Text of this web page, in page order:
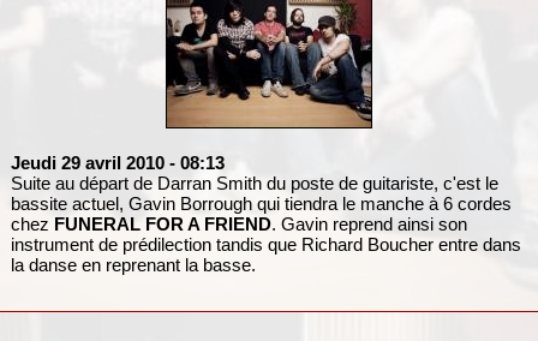
Jeudi 29 avril 2010 - 08:13
Suite au départ de Darran Smith du poste de guitariste, c'est le
bassite actuel, Gavin Borrough qui tiendra le manche à 6 cordes
chez FUNERAL FOR A FRIEND. Gavin reprend ainsi son
instrument de prédilection tandis que Richard Boucher entre dans
la danse en reprenant la basse.